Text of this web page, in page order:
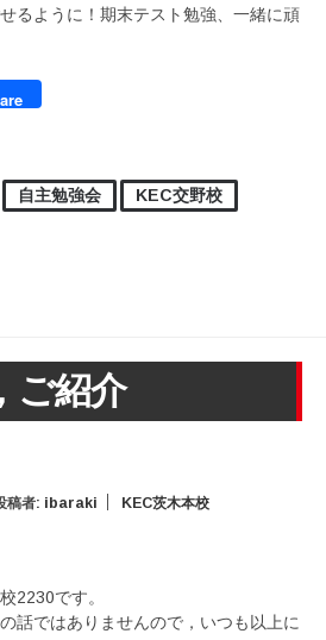
るように！期末テスト勉強、一緒に頑
自主勉強会 KEC交野校
ご紹介
稿者: ibaraki KEC茨木本校
2230です。
話ではありませんので，いつも以上に